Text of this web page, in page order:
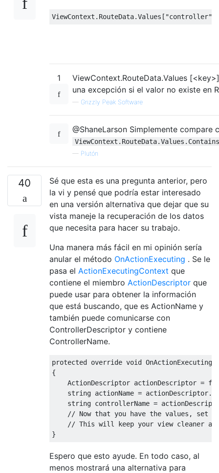
ViewContext . RouteData.Values [ "controller"
1
ViewContext.RouteData.Values
una excepción si el valor no existe en
— Grizzly Peak Software
@ShaneLarson Simplemente compare
— Plutón
40
Sé que esta es una pregunta anterior, pero
la vi y pensé que podría estar interesado
en una versión alternativa que dejar que su
vista maneje la recuperación de los datos
que necesita para hacer su trabajo.
Una manera más fácil en mi opinión sería
anular el método OnActionExecuting . Se le
pasa el ActionExecutingContext que
contiene el miembro ActionDescriptor que
puede usar para obtener la información
que está buscando, que es ActionName y
también puede comunicarse con
ControllerDescriptor y contiene
ControllerName.
protected override void OnActionExecuting
{
ActionDescriptor actionDescriptor =
string actionName = actionDescriptor.
string controllerName =
// Now that you have the values, set
// This will keep your view cleaner
}
Espero que esto ayude. En todo caso, al
menos mostrará una alternativa para